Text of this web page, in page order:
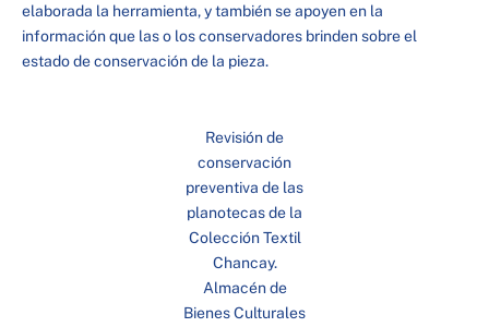
elaborada la herramienta, y también se apoyen en la
información que las o los conservadores brinden sobre el
estado de conservación de la pieza.
Revisión de
conservación
preventiva de las
planotecas de la
Colección Textil
Chancay.
Almacén de
Bienes Culturales